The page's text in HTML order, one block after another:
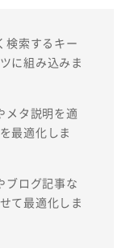
検索するキー
に組み込みま
メタ説明を適
最適化しま
ブログ記事な
て最適化しま